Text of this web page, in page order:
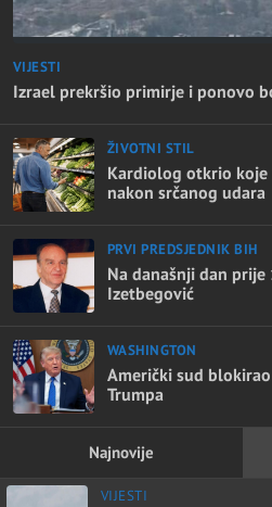
VIJESTI
Izrael prekršio primirje i ponovo
ŽIVOTNI STIL
Kardiolog otkrio
nakon srčanog udara
PRVI PREDSJEDNIK BIH
Na današnji dan
Izetbegović
WASHINGTON
Američki sud
Trumpa
Najnovije
VIJESTI